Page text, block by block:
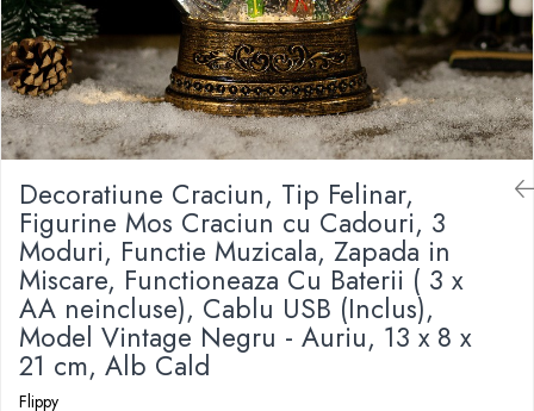
Veselă pentru Masă
Articole pentru Casa si Curatenie
Accesorii Ingrijire Casa
Cutii depozitare
Diverse Casa
Lumanari
Maturi, Perii, Mopuri si Galeti
Perne Voiaj, Paturi si Textile
Produse Curatenie
Produse ingrijire incaltaminte
Radiatoare si Seminee electrice
Steaguri
Baloane Latex
Baloane si Accesorii Absolvire
Baloane si Accesorii Halloween
Banda adeziva
Confetti
Costume si Deghizare
Fete Masa si Perdele Franjurate
Lumanari si Toppere
Pompe Baloane
Seturi si Arcade Baloane
Tematica Nunta
Iluminat Festiv
Instalatii de Craciun
Liniar / Sir
Ornamente Brad
Kendama Rubber Grip V3 Cupe
Mari
Kendama Silken V3 King Size
Kendama Super Sticky V2 Cupe
Mari
Decoratiune Craciun, Tip Felinar,
Figurine Mos Craciun cu Cadouri, 3
Moduri, Functie Muzicala, Zapada in
Miscare, Functioneaza Cu Baterii ( 3 x
AA neincluse), Cablu USB (Inclus),
Model Vintage Negru - Auriu, 13 x 8 x
21 cm, Alb Cald
Flippy